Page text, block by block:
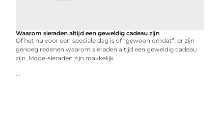
Waarom sieraden altijd een geweldig cadeau zijn
Of het nu voor een speciale dag is of “gewoon omdat”, er zijn
genoeg redenen waarom sieraden altijd een geweldig cadeau
zijn. Mode-sieraden zijn makkelijk
...